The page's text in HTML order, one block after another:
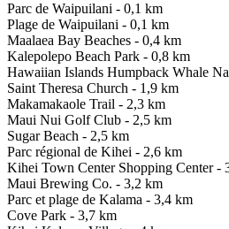
Parc de Waipuilani - 0,1 km
Plage de Waipuilani - 0,1 km
Maalaea Bay Beaches - 0,4 km
Kalepolepo Beach Park - 0,8 km
Hawaiian Islands Humpback Whale
Saint Theresa Church - 1,9 km
Makamakaole Trail - 2,3 km
Maui Nui Golf Club - 2,5 km
Sugar Beach - 2,5 km
Parc régional de Kihei - 2,6 km
Kihei Town Center Shopping Center -
Maui Brewing Co. - 3,2 km
Parc et plage de Kalama - 3,4 km
Cove Park - 3,7 km